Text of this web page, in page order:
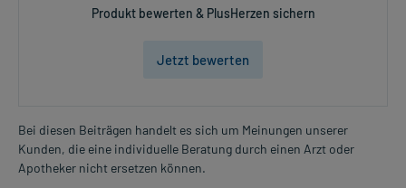
Produkt bewerten & PlusHerzen sichern
Jetzt bewerten
Bei diesen Beiträgen handelt es sich um Meinungen unserer
Kunden, die eine individuelle Beratung durch einen Arzt oder
Apotheker nicht ersetzen können.